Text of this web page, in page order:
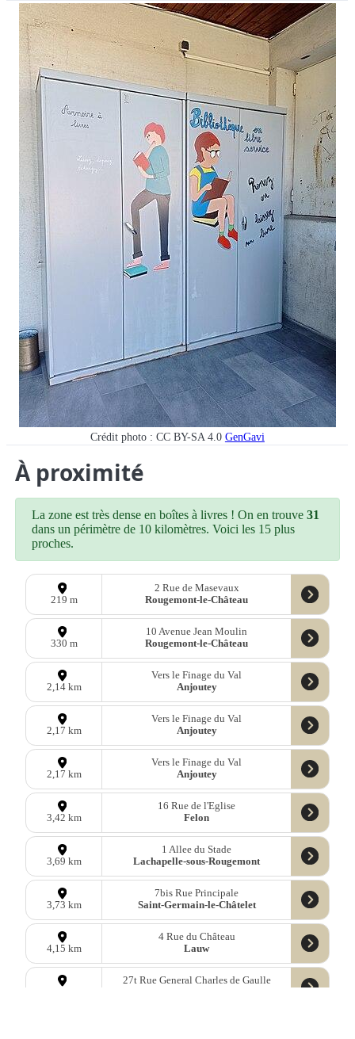
Crédit photo : CC BY-SA 4.0 GenGavi
À proximité
La zone est très dense en boîtes à livres ! On en trouve31
dans un périmètre de 10 kilomètres. Voici les 15 plus
proches.
219 m
2 Rue de Masevaux
Rougemont-le-Château
330 m
10 Avenue Jean Moulin
Rougemont-le-Château
2,14 km
Vers le Finage du Val
Anjoutey
2,17 km
Vers le Finage du Val
Anjoutey
2,17 km
Vers le Finage du Val
Anjoutey
3,42 km
16 Rue de l'Eglise
Felon
3,69 km
1 Allee du Stade
Lachapelle-sous-Rougemont
3,73 km
7bis Rue Principale
Saint-Germain-le-Châtelet
4,15 km
4 Rue du Château
Lauw
27t Rue General Charles de Gaulle